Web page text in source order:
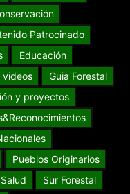
Patrocinado
Educación
videos
Guia Forestal
y proyectos
Pueblos Originarios
Salud
Sur Forestal